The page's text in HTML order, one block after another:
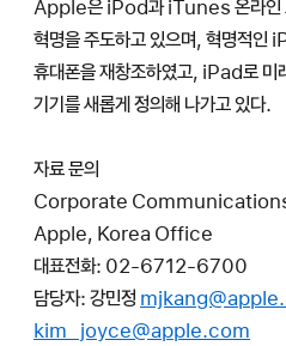
Apple은 iPod과 iTunes 온라인
혁명을 주도하고 있으며, 혁명적
휴대폰을 재창조하였고, iPad로 미
기기를 새롭게 정의해 나가고 있다.
자료 문의
Corporate
Apple, Korea Office
대표전화: 02-6712-6700
담당자: 강민정
kim_joyce@apple.com